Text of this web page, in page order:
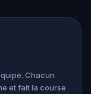
to save others
deadly
puzzles and
move brings
cut. Do you
or will you
Chacun
et fait la course